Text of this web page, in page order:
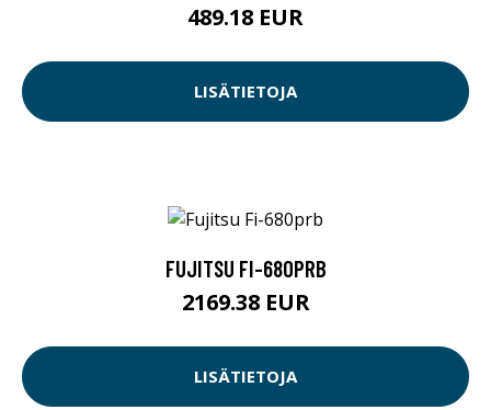
489.18 EUR
LISÄTIETOJA
FUJITSU FI-680PRB
2169.38 EUR
LISÄTIETOJA